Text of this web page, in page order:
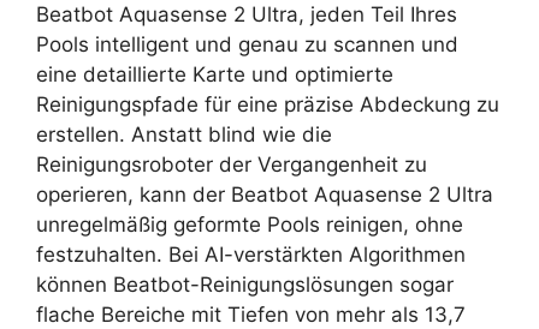
Beatbot Aquasense 2 Ultra, jeden Teil Ihres
Pools intelligent und genau zu scannen und
eine detaillierte Karte und optimierte
Reinigungspfade für eine präzise Abdeckung zu
erstellen. Anstatt blind wie die
Reinigungsroboter der Vergangenheit zu
operieren, kann der Beatbot Aquasense 2 Ultra
unregelmäßig geformte Pools reinigen, ohne
festzuhalten. Bei AI-verstärkten Algorithmen
können Beatbot-Reinigungslösungen sogar
flache Bereiche mit Tiefen von mehr als 13,7